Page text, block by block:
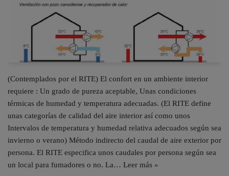
(Contemplados por el RITE) El confort en un ambiente interior
requiere : Un grado de pureza aceptable, Unas condiciones
térmicas de humedad y temperatura adecuadas. (El RITE define
unas categorías de calidad del aire interior así como unos
Intervalos de temperatura y humedad relativa adecuados según sea
invierno o verano) Método indirecto del caudal de aire exterior por
persona. El RITE especifica unos caudales por persona según sea
un local para fumadores o no. La… Leer más »